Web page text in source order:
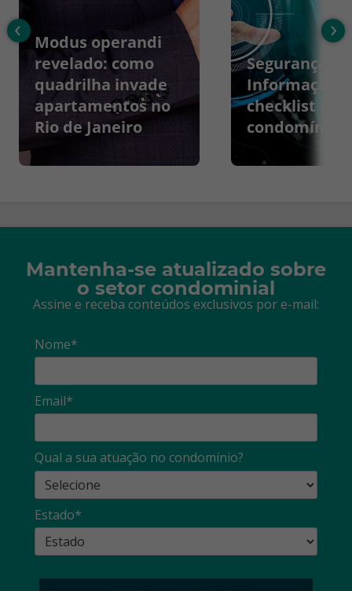
Modus operandi
revelado: como
quadrilha invade
apartamentos no
Rio de Janeiro
Segurança da
Informação:
checklist
condomínios
‹ ›
Mantenha-se atualizado sobre
o setor condominial
Assine e receba conteúdos exclusivos por e-mail:
Nome*
Email*
Qual a sua atuação no condomínio?
Estado*